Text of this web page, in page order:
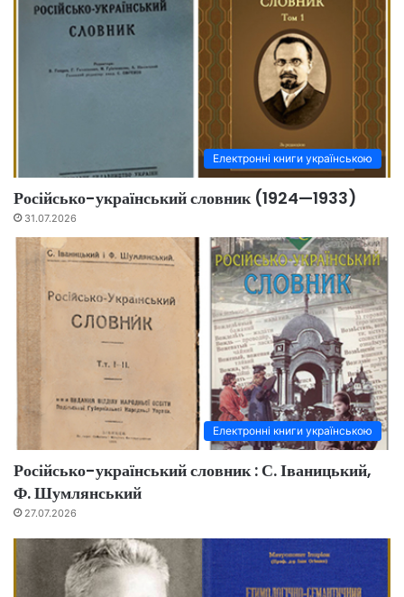
Електронні книги українською
Російсько-український словник (1924—1933)
31.07.2026
Електронні книги українською
Російсько-український словник : С. Іваницький,
Ф. Шумлянський
27.07.2026